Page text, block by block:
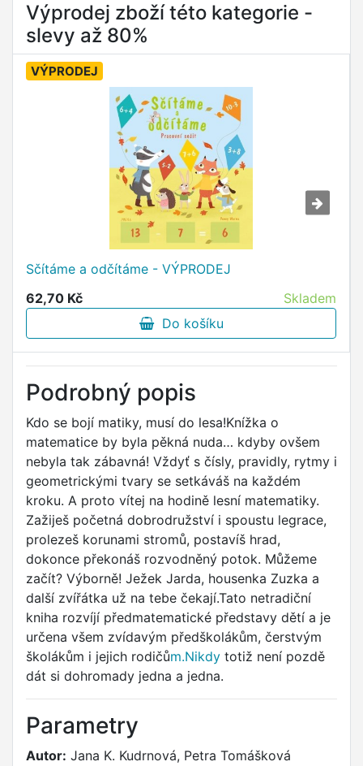
Výprodej zboží této kategorie -
slevy až 80%
VÝPRODEJ
Sčítáme a odčítáme - VÝPRODEJ
62,70 Kč
Skladem
Do košíku
Podrobný popis
Kdo se bojí matiky, musí do lesa!Knížka o
matematice by byla pěkná nuda… kdyby ovšem
nebyla tak zábavná! Vždyť s čísly, pravidly, rytmy i
geometrickými tvary se setkáváš na každém
kroku. A proto vítej na hodině lesní matematiky.
Zažiješ početná dobrodružství i spoustu legrace,
prolezeš korunami stromů, postavíš hrad,
dokonce překonáš rozvodněný potok. Můžeme
začít? Výborně! Ježek Jarda, housenka Zuzka a
další zvířátka už na tebe čekají.Tato netradiční
kniha rozvíjí předmatematické představy dětí a je
určena všem zvídavým předškolákům, čerstvým
školákům i jejich rodičům.Nikdy totiž není pozdě
dát si dohromady jedna a jedna.
Parametry
Autor: Jana K. Kudrnová, Petra Tomášková